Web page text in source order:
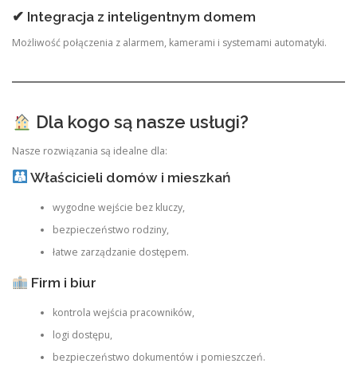
✔ Integracja z inteligentnym domem
Możliwość połączenia z alarmem, kamerami i systemami automatyki.
Dla kogo są nasze usługi?
Nasze rozwiązania są idealne dla:
Właścicieli domów i mieszkań
wygodne wejście bez kluczy,
bezpieczeństwo rodziny,
łatwe zarządzanie dostępem.
Firm i biur
kontrola wejścia pracowników,
logi dostępu,
bezpieczeństwo dokumentów i pomieszczeń.